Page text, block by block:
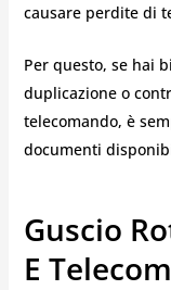
causare perdite di
Per questo, se hai
duplicazione o
telecomando, è
documenti
Guscio
E